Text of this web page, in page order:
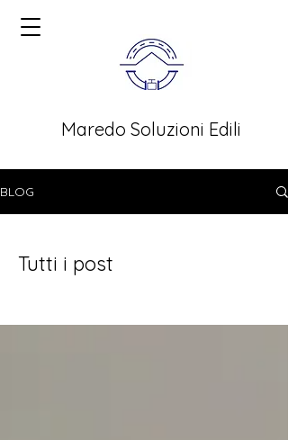
Maredo Soluzioni Edili
BLOG
Tutti i post